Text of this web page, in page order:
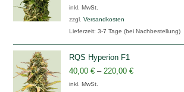
inkl. MwSt.
zzgl.Versandkosten
Lieferzeit:3-7 Tage (bei Nachbestellung)
RQS Hyperion F1
40,00€ –220,00€
inkl. MwSt.